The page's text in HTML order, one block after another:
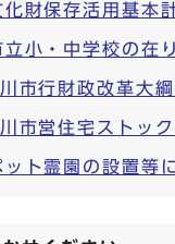
化財保存活用基本
立小・中学校の
市行財政改革大
市営住宅ストッ
ット霊園の設置等